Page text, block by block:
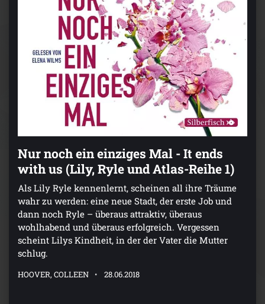
Nur noch ein einziges Mal - It ends
with us (Lily, Ryle und Atlas-Reihe 1)
Als Lily Ryle kennenlernt, scheinen all ihre Träume
wahr zu werden: eine neue Stadt, der erste Job und
dann noch Ryle – überaus attraktiv, überaus
wohlhabend und überaus erfolgreich. Vergessen
scheint Lilys Kindheit, in der der Vater die Mutter
schlug.
HOOVER, COLLEEN 28.06.2018